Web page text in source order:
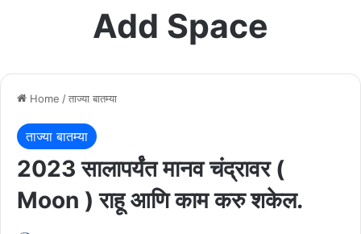
Add Space
Home /ताज्या बातम्या
ताज्या बातम्या
2023 सालापर्यंत मानव चंद्रावर (
Moon ) राहू आणि काम करु शकेल.